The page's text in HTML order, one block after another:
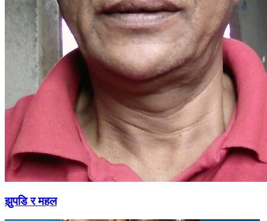
झुपडि र महल